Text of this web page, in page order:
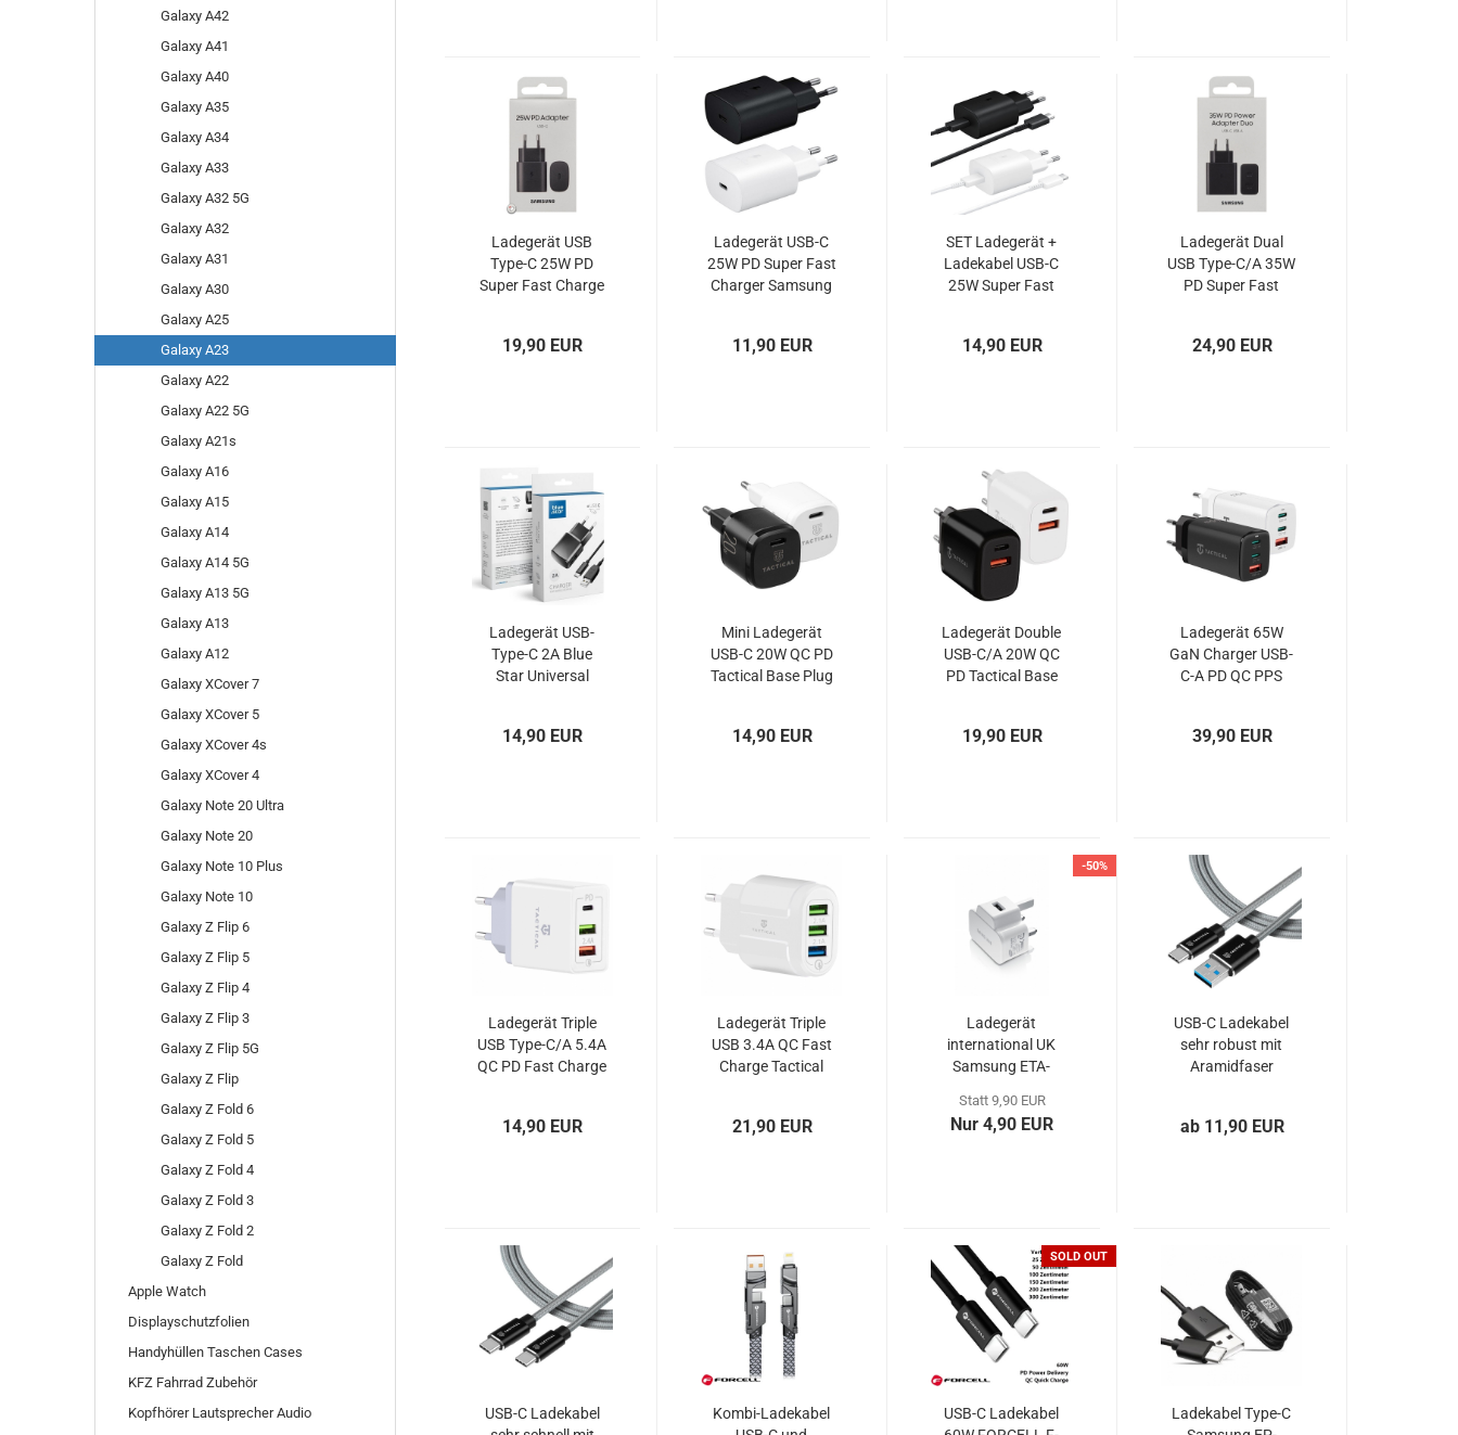
Ladegerät USB
Type-C 25W PD
Super Fast Charge
Blister
19,90 EUR
Ladegerät USB-C
25W PD Super Fast
Charger Samsung
11,90 EUR
SET Ladegerät +
Ladekabel USB-C
25W Super Fast
DA705 OOB
14,90 EUR
Ladegerät Dual
USB Type-C/A 35W
PD Super Fast
Blister
24,90 EUR
Ladegerät USB-
Type-C 2A Blue
Star Universal
14,90 EUR
Mini Ladegerät
USB-C 20W QC PD
Tactical Base Plug
14,90 EUR
Ladegerät Double
USB-C/A 20W QC
PD Tactical Base
19,90 EUR
Ladegerät 65W
GaN Charger USB-
C-A PD QC PPS
39,90 EUR
Ladegerät Triple
USB Type-C/A 5.4A
QC PD Fast Charge
14,90 EUR
Ladegerät Triple
USB 3.4A QC Fast
Charge Tactical
21,90 EUR
-50%
Ladegerät
international UK
Samsung ETA-
Statt 9,90 EUR
Nur 4,90 EUR
USB-C Ladekabel
sehr robust mit
Aramidfaser
ab 11,90 EUR
USB-C Ladekabel
Kombi-Ladekabel
SOLD OUT
USB-C Ladekabel
Ladekabel Type-C
Galaxy A42
Galaxy A41
Galaxy A40
Galaxy A35
Galaxy A34
Galaxy A33
Galaxy A32 5G
Galaxy A32
Galaxy A31
Galaxy A30
Galaxy A25
Galaxy A23
Galaxy A22
Galaxy A22 5G
Galaxy A21s
Galaxy A16
Galaxy A15
Galaxy A14
Galaxy A14 5G
Galaxy A13 5G
Galaxy A13
Galaxy A12
Galaxy XCover 7
Galaxy XCover 5
Galaxy XCover 4s
Galaxy XCover 4
Galaxy Note 20 Ultra
Galaxy Note 20
Galaxy Note 10 Plus
Galaxy Note 10
Galaxy Z Flip 6
Galaxy Z Flip 5
Galaxy Z Flip 4
Galaxy Z Flip 3
Galaxy Z Flip 5G
Galaxy Z Flip
Galaxy Z Fold 6
Galaxy Z Fold 5
Galaxy Z Fold 4
Galaxy Z Fold 3
Galaxy Z Fold 2
Galaxy Z Fold
Apple Watch
Displayschutzfolien
Handyhüllen Taschen Cases
KFZ Fahrrad Zubehör
Kopfhörer Lautsprecher Audio